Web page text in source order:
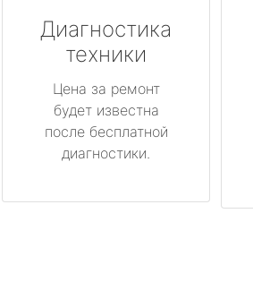
Диагностика
техники
Цена за ремонт
будет известна
после бесплатной
диагностики.